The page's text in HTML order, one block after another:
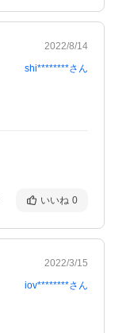
2022/8/14
shi********さん
いいね 0
2022/3/15
iov********さん